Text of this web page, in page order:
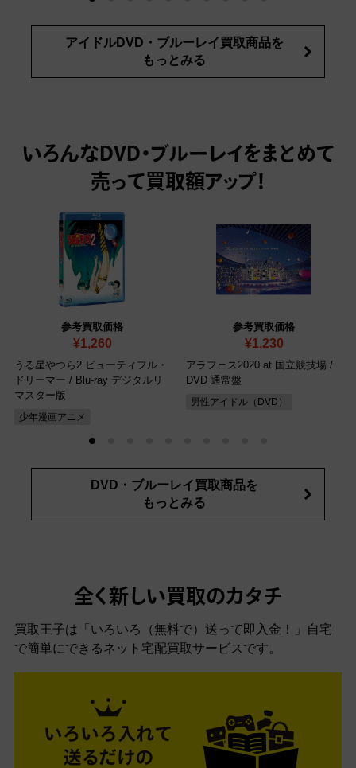
アイドルDVD・ブルーレイ買取商品を
もっとみる
いろんなDVD・ブルーレイをまとめて
売って買取額アップ！
参考買取価格
¥1,260
うる星やつら2 ビューティフル・
ドリーマー / Blu-ray デジタルリ
マスター版
少年漫画アニメ
参考買取価格
¥1,230
アラフェス2020 at 国立競技場 /
DVD 通常盤
男性アイドル（DVD）
DVD・ブルーレイ買取商品を
もっとみる
全く新しい買取のカタチ
買取王子は「いろいろ（無料で）送って即入金！」自宅
で簡単にできるネット宅配買取サービスです。